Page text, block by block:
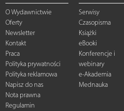
O Wydawnictwie
Oferty
Newsletter
Kontakt
Praca
Polityka prywatności
Polityka reklamowa
Napisz do nas
Nota prawna
Regulamin
Serwisy
Czasopisma
Książki
eBooki
Konferencje i
webinary
e-Akademia
Mednauka